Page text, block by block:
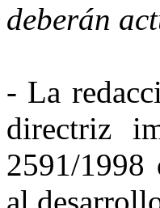
deberán
- La
directriz
2591/1998